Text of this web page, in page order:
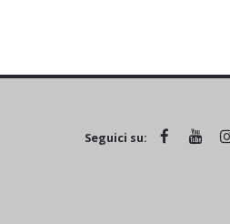
Seguici su: